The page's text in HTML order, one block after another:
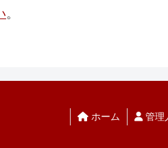
。
ホーム 管理